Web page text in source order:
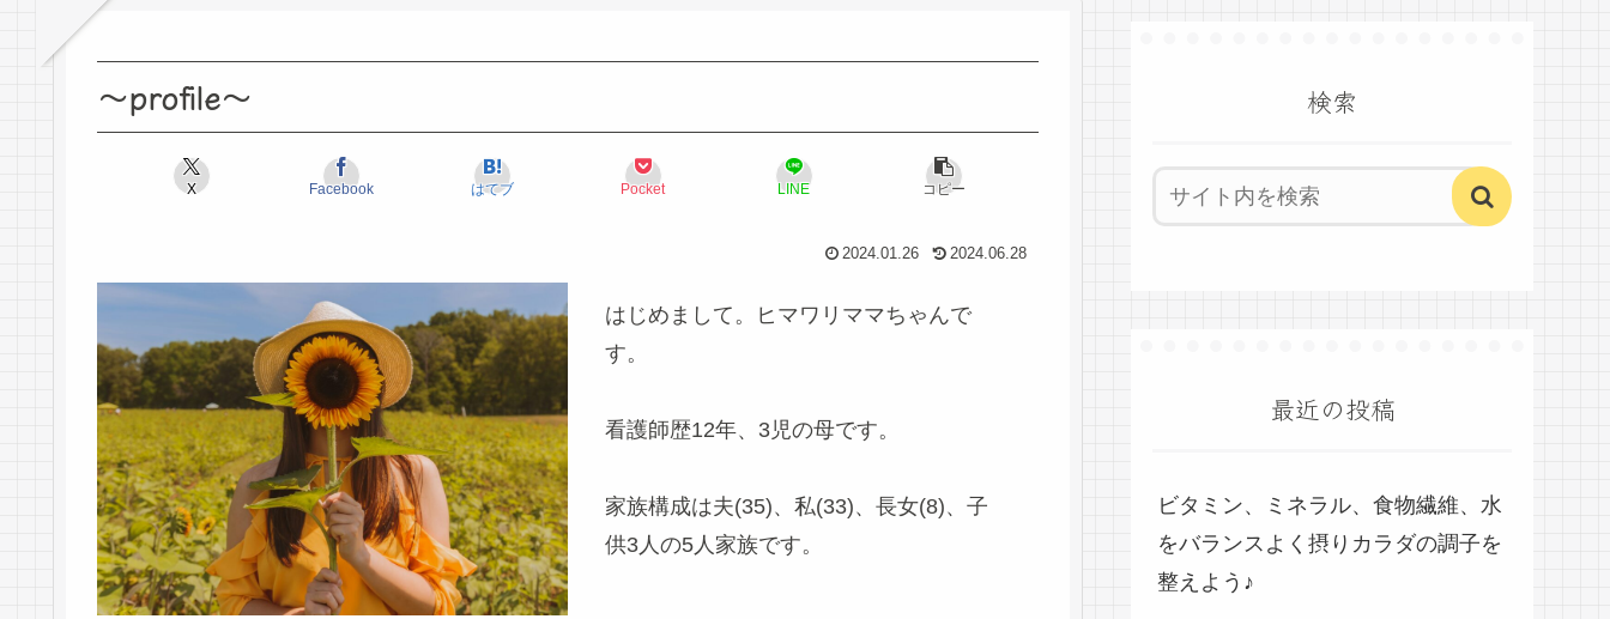
～profile～
X Facebook はてブ Pocket LINE コピー
2024.01.26 2024.06.28
はじめまして。ヒマワリママちゃんで
す。
看護師歴12年、3児の母です。
家族構成は夫(35)、私(33)、長女(8)、子
供3人の5人家族です。
検索
最近の投稿
ビタミン、ミネラル、食物繊維、水
をバランスよく摂りカラダの調子を
整えよう♪